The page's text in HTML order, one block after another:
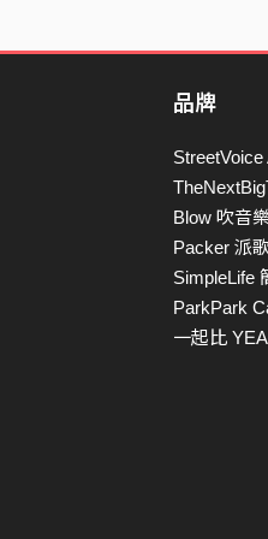
品牌
Blow 吹音
Packer 派
SimpleLife
ParkPark
一起比